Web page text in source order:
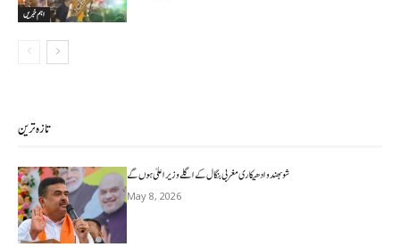
اہم خبریں
تازہ ترین
شوبھندو ادھیکاری مغربی بنگال کے اگلے وزیر اعلیٰ ہوں گے
May 8, 2026